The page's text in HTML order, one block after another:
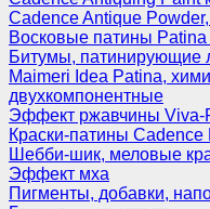
Cadence Antique
Восковые патины
Битумы, патинирующие
Maimeri Idea Patina,
двухкомпонентные
Эффект ржавчины Viva-
Краски-патины Cadence
Шебби-шик, меловые
Эффект мха
Пигменты, добавки,